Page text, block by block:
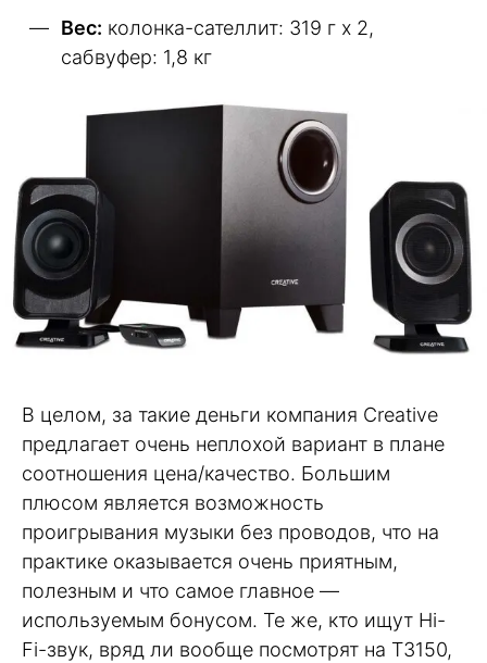
Вес: колонка-сателлит: 319 г x 2,
сабвуфер: 1,8 кг
В целом, за такие деньги компания Creative
предлагает очень неплохой вариант в плане
соотношения цена/качество. Большим
плюсом является возможность
проигрывания музыки без проводов, что на
практике оказывается очень приятным,
полезным и что самое главное —
используемым бонусом. Те же, кто ищут Hi-
Fi-звук, вряд ли вообще посмотрят на T3150,